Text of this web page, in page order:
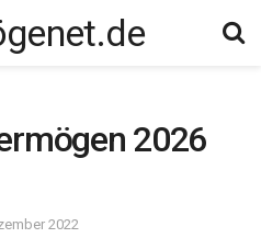
2026
2022